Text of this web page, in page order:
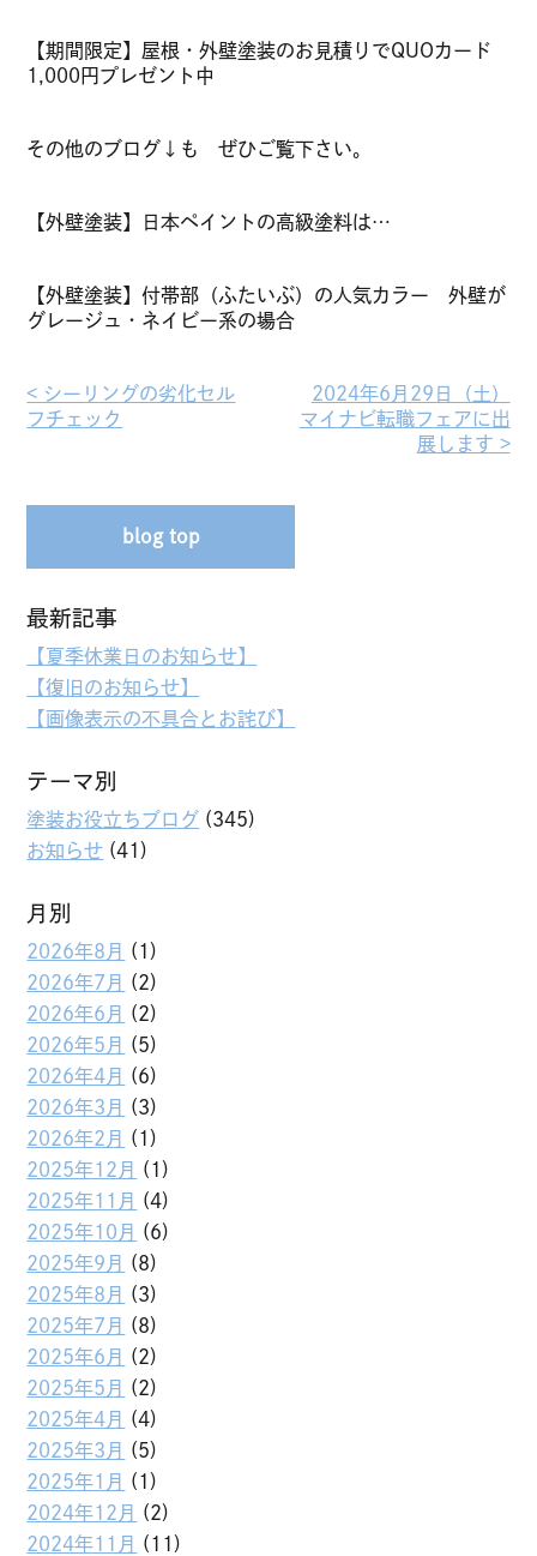
【期間限定】屋根・外壁塗装のお見積りでQUOカード
1,000円プレゼント中
その他のブログ↓も ぜひご覧下さい。
【外壁塗装】日本ペイントの高級塗料は…
【外壁塗装】付帯部（ふたいぶ）の人気カラー 外壁が
グレージュ・ネイビー系の場合
< シーリングの劣化セル
フチェック︎
2024年6月29日（土）
マイナビ転職フェアに出
展します >︎
blog top
最新記事
【夏季休業日のお知らせ】
【復旧のお知らせ】
【画像表示の不具合とお詫び】
テーマ別
塗装お役立ちブログ (345)
お知らせ (41)
月別
2026年8月
(1)
2026年7月
(2)
2026年6月
(2)
2026年5月
(5)
2026年4月
(6)
2026年3月
(3)
2026年2月
(1)
2025年12月
(1)
2025年11月
(4)
2025年10月
(6)
2025年9月
(8)
2025年8月
(3)
2025年7月
(8)
2025年6月
(2)
2025年5月
(2)
2025年4月
(4)
2025年3月
(5)
2025年1月
(1)
2024年12月
(2)
2024年11月
(11)